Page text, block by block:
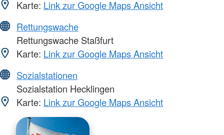
Karte: Link zur Google Maps Ansicht
Rettungswache
Rettungswache Staßfurt
Karte: Link zur Google Maps Ansicht
Sozialstationen
Sozialstation Hecklingen
Karte: Link zur Google Maps Ansicht